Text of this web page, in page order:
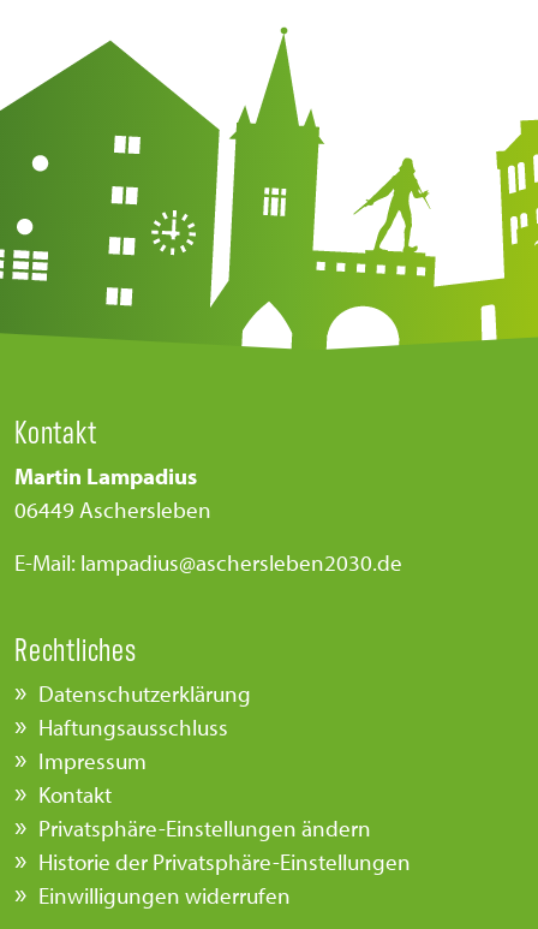
Kontakt
Martin Lampadius
06449 Aschersleben
E-Mail: lampadius@aschersleben2030.de
Rechtliches
Datenschutzerklärung
Haftungsausschluss
Impressum
Kontakt
Privatsphäre-Einstellungen ändern
Historie der Privatsphäre-Einstellungen
Einwilligungen widerrufen